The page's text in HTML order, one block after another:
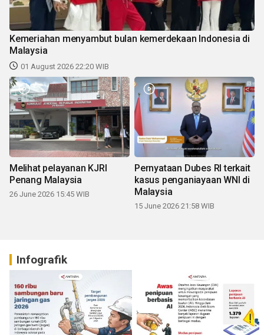
Kemeriahan menyambut bulan kemerdekaan Indonesia di
Malaysia
01 August 2026 22:20 WIB
Melihat pelayanan KJRI
Penang Malaysia
26 June 2026 15:45 WIB
Pernyataan Dubes RI terkait
kasus penganiayaan WNI di
Malaysia
15 June 2026 21:58 WIB
Infografik